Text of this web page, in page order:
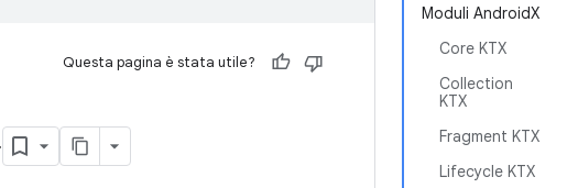
Moduli AndroidX
Core KTX
Collection
KTX
Fragment KTX
Lifecycle KTX
Questa pagina è stata utile?